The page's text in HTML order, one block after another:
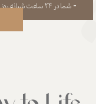
​​​​​​​​​​​​​​- شما در ۲۴ ساعت شبانه روز و ۷ روز هفته می‌‏توانید سفارش خود را ثبت کنید.